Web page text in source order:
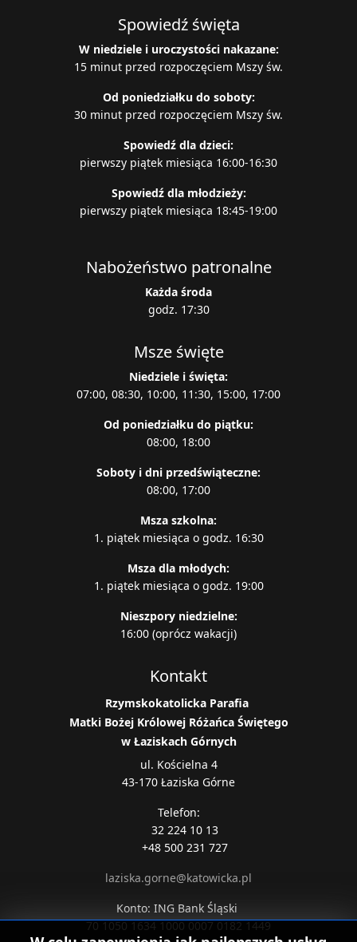
Spowiedź święta
W niedziele i uroczystości nakazane:
15 minut przed rozpoczęciem Mszy św.
Od poniedziałku do soboty:
30 minut przed rozpoczęciem Mszy św.
Spowiedź dla dzieci:
pierwszy piątek miesiąca 16:00-16:30
Spowiedź dla młodzieży:
pierwszy piątek miesiąca 18:45-19:00
Nabożeństwo patronalne
Każda środa
godz. 17:30
Msze święte
Niedziele i święta:
07:00, 08:30, 10:00, 11:30, 15:00, 17:00
Od poniedziałku do piątku:
08:00, 18:00
Soboty i dni przedświąteczne:
08:00, 17:00
Msza szkolna:
1. piątek miesiąca o godz. 16:30
Msza dla młodych:
1. piątek miesiąca o godz. 19:00
Nieszpory niedzielne:
16:00 (oprócz wakacji)
Kontakt
Rzymskokatolicka Parafia
Matki Bożej Królowej Różańca Świętego
w Łaziskach Górnych
ul. Kościelna 4
43-170 Łaziska Górne
Telefon:
32 224 10 13
+48 500 231 727
laziska.gorne@katowicka.pl
Konto: ING Bank Śląski
70 1050 1634 1000 0007 0182 1449